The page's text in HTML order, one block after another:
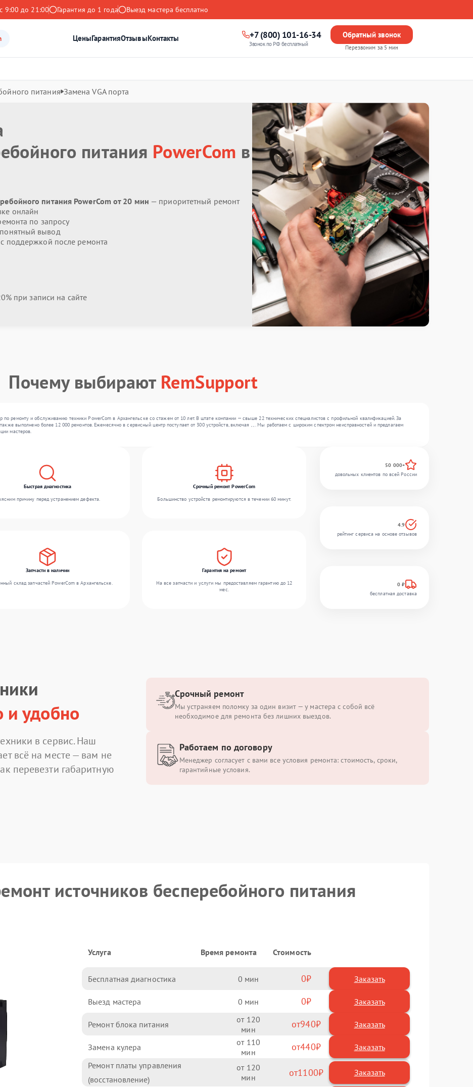
9:00 до 21:00 Гарантия до 1 года Выезд мастера бесплатно
ЦеныГарантияОтзывыКонтакты +7 (800) 101-16-34
Звонок по РФ бесплатный
Обратный звонок
Перезвоним за 5 мин
питания Замена VGA порта
питания PowerCom в
питания PowerCom от 20 мин — приоритетный ремонт
онлайн
по запросу
вывод
поддержкой после ремонта
при записи на сайте
Почему выбирают RemSupport
ремонту и обслуживанию техники PowerCom в Архангельске со стажем от 10 лет. В штате компании — свыше 22 технических специалистов с профильной квалификацией. За
выполнено более 12 000 ремонтов. Ежемесячно в сервисный центр поступает от 300 устройств, включая , , . Мы работаем с широким спектром неисправностей и предлагаем
мастеров.
Быстрая диагностика
причину перед устранением дефекта.
Срочный ремонт PowerCom
Большинство устройств ремонтируются в течении 60 минут.
Запчасти в наличии
склад запчастей PowerCom в Архангельске.
Гарантия на ремонт
На все запчасти и услуги мы предоставляем гарантию до 12
мес.
50 000+
довольных клиентов по всей России
4.9
рейтинг сервиса на основе отзывов
0 ₽
бесплатная доставка
и удобно
в сервис. Наш
всё на месте — вам не
перевезти габаритную
Срочный ремонт
Мы устраняем поломку за один визит — у мастера с собой всё
необходимое для ремонта без лишних выездов.
Работаем по договору
Менеджер согласует с вами все условия ремонта: стоимость, сроки,
гарантийные условия.
источников бесперебойного питания
Услуга Время ремонта Стоимость
Бесплатная диагностика 0 0 Заказать
Выезд мастера 0 0 Заказать
Ремонт блока питания 120 940
Замена кулера 110 440
Ремонт платы управления
(восстановление)
120 1100